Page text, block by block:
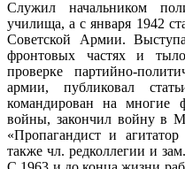
Служил начальником
училища, а с января 1942
Советской Армии.
фронтовых частях и
проверке партийно-
армии, публиковал
командирован на многие
войны, закончил войну в
«Пропагандист и
также чл. редколлегии и